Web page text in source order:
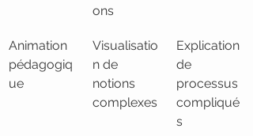
ons
Animation
pédagogiq
ue
Visualisatio
n de
notions
complexes
Explication
de
processus
compliqué
s